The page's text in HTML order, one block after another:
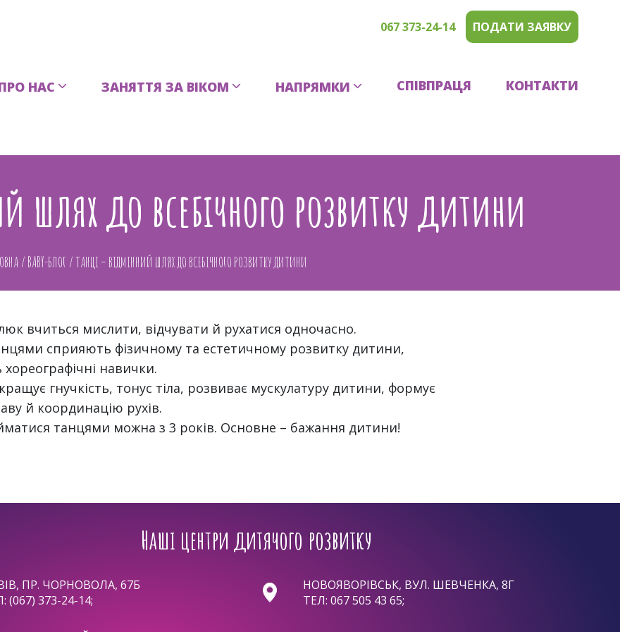
067 373-24-14 ПОДАТИ ЗАЯВКУ
НАС ЗАНЯТТЯ ЗА ВІКОМ НАПРЯМКИ СПІВПРАЦЯ КОНТАКТИ
шлях до всебічного розвитку дитини
/ BABY-БЛОГ /ТАНЦІ – ВІДМІННИЙ ШЛЯХ ДО ВСЕБІЧНОГО РОЗВИТКУ ДИТИНИ
вчиться мислити, відчувати й рухатися одночасно.
сприяють фізичному та естетичному розвитку дитини,
навички.
гнучкість, тонус тіла, розвиває мускулатуру дитини, формує
й координацію рухів.
танцями можна з 3 років. Основне – бажання дитини!
Наші центри дитячого розвитку
ПР. ЧОРНОВОЛА, 67Б
(067) 373-24-14;
НОВОЯВОРІВСЬК, ВУЛ. ШЕВЧЕНКА, 8Г
ТЕЛ:067 505 43 65;